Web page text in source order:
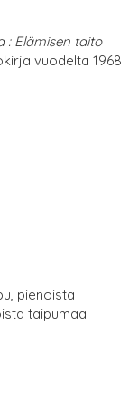
Elämisen taito
vuodelta 1968
pienoista
taipumaa